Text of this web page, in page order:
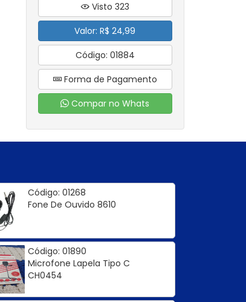
Visto 323
Valor: R$ 24,99
Código: 01884
Forma de Pagamento
Compar no Whats
Código: 01268
Fone De Ouvido 8610
Código: 01890
Microfone Lapela Tipo C
CH0454